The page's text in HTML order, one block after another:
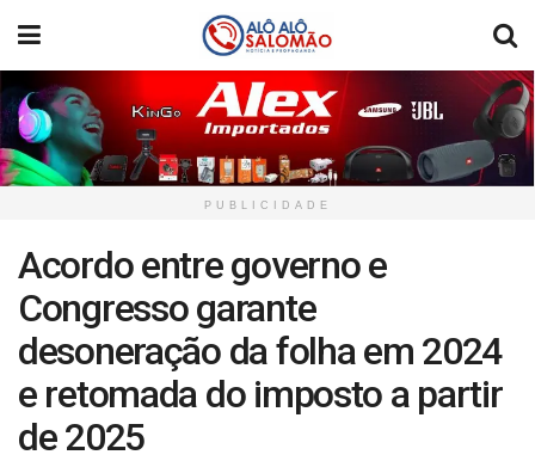
PUBLICIDADE
Acordo entre governo e
Congresso garante
desoneração da folha em 2024
e retomada do imposto a partir
de 2025